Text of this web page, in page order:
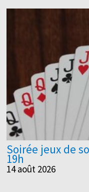
Soirée jeux de
19h
14 août 2026